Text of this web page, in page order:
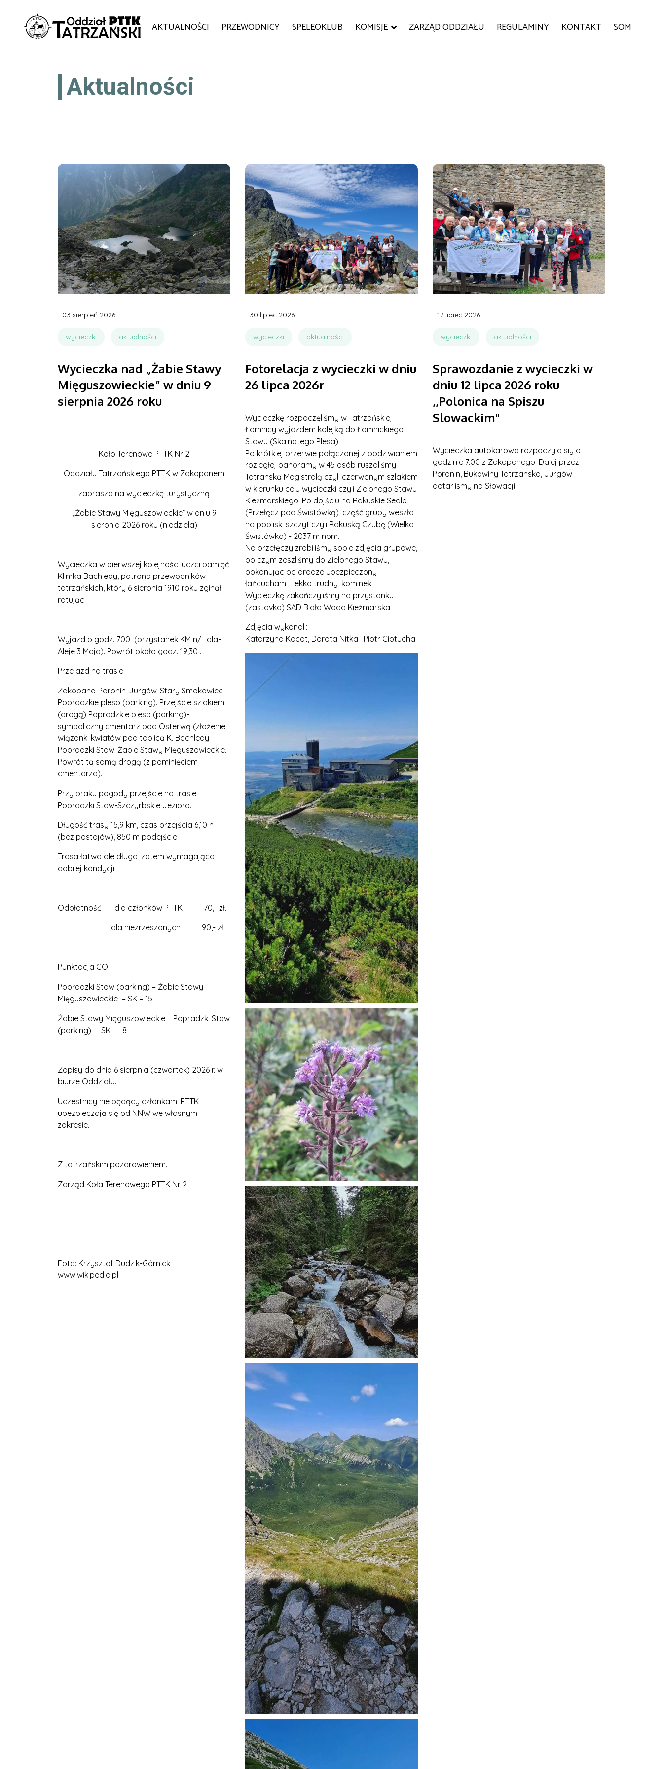
AKTUALNOŚCI PRZEWODNICY SPELEOKLUB KOMISJE ZARZĄD ODDZIAŁU REGULAMINY KONTAKT SOM
Aktualności
03 sierpień 2026
wycieczki aktualności
Wycieczka nad „Żabie Stawy
Mięguszowieckie” w dniu 9
sierpnia 2026 roku
Koło Terenowe PTTK Nr 2
Oddziału Tatrzańskiego PTTK w Zakopanem
zaprasza na wycieczkę turystyczną
„Żabie Stawy Mięguszowieckie” w dniu 9
sierpnia 2026 roku (niedziela)
Wycieczka w pierwszej kolejności uczci pamięć
Klimka Bachledy, patrona przewodników
tatrzańskich, który 6 sierpnia 1910 roku zginął
ratując.
Wyjazd o godz. 700 (przystanek KM n/Lidla-
Aleje 3 Maja). Powrót około godz. 19,30 .
Przejazd na trasie:
Zakopane-Poronin-Jurgów-Stary Smokowiec-
Popradzkie pleso (parking). Przejście szlakiem
(drogą) Popradzkie pleso (parking)-
symboliczny cmentarz pod Osterwą (złożenie
wiązanki kwiatów pod tablicą K. Bachledy-
Popradzki Staw-Żabie Stawy Mięguszowieckie.
Powrót tą samą drogą (z pominięciem
cmentarza).
Przy braku pogody przejście na trasie
Popradzki Staw-Szczyrbskie Jezioro.
Długość trasy 15,9 km, czas przejścia 6,10 h
(bez postojów), 850 m podejście.
Trasa łatwa ale długa, zatem wymagająca
dobrej kondycji.
Odpłatność: dla członków PTTK : 70,- zł.
dla niezrzeszonych : 90,- zł.
Punktacja GOT:
Popradzki Staw (parking) – Żabie Stawy
Mięguszowieckie – SK – 15
Żabie Stawy Mięguszowieckie – Popradzki Staw
(parking) – SK – 8
Zapisy do dnia 6 sierpnia (czwartek) 2026 r. w
biurze Oddziału.
Uczestnicy nie będący członkami PTTK
ubezpieczają się od NNW we własnym
zakresie.
Z tatrzańskim pozdrowieniem.
Zarząd Koła Terenowego PTTK Nr 2
Foto: Krzysztof Dudzik-Górnicki
www.wikipedia.pl
30 lipiec 2026
wycieczki aktualności
Fotorelacja z wycieczki w dniu
26 lipca 2026r
Wycieczkę rozpoczęliśmy w Tatrzańskiej
Łomnicy wyjazdem kolejką do Łomnickiego
Stawu (Skalnatego Plesa).
Po krótkiej przerwie połączonej z podziwianiem
rozległej panoramy w 45 osób ruszaliśmy
Tatranską Magistralą czyli czerwonym szlakiem
w kierunku celu wycieczki czyli Zielonego Stawu
Kieżmarskiego. Po dojściu na Rakuskie Sedlo
(Przełęcz pod Świstówką), część grupy weszła
na pobliski szczyt czyli Rakuską Czubę (Wielka
Świstówka) - 2037 m npm.
Na przełęczy zrobiliśmy sobie zdjęcia grupowe,
po czym zeszliśmy do Zielonego Stawu,
pokonując po drodze ubezpieczony
łańcuchami, lekko trudny, kominek.
Wycieczkę zakończyliśmy na przystanku
(zastavka) SAD Biała Woda Kieżmarska.
Zdjęcia wykonali:
Katarzyna Kocot, Dorota Nitka i Piotr Ciotucha
17 lipiec 2026
wycieczki aktualności
Sprawozdanie z wycieczki w
dniu 12 lipca 2026 roku
,,Polonica na Spiszu
Slowackim"
Wycieczka autokarowa rozpoczyla siy o
godzinie 7.00 z Zakopanego. Dalej przez
Poronin, Bukowiny Tatrzanskq, Jurgów
dotarlismy na Słowacji.